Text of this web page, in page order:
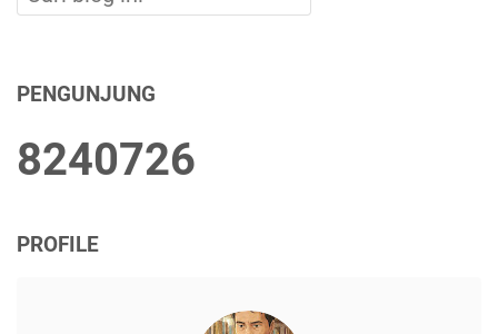
PENGUNJUNG
8240726
PROFILE